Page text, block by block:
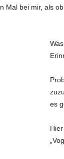
Mal bei mir, als
es